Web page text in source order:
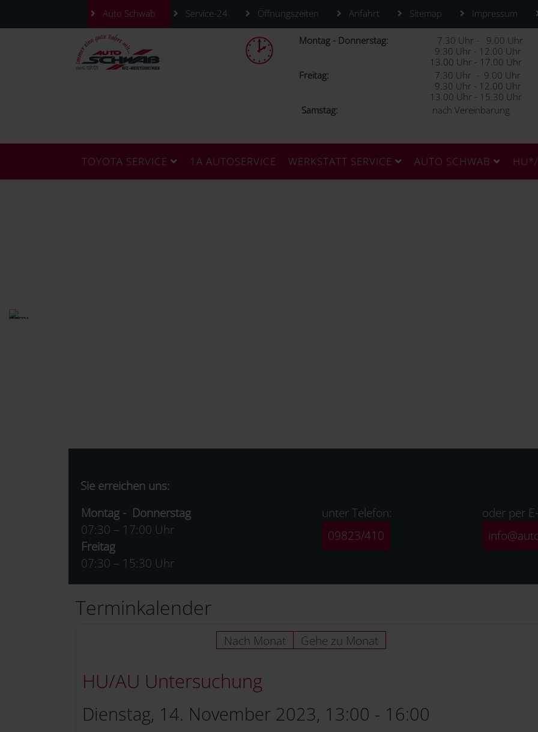
Auto Schwab Service-24 Öffnungszeiten Anfahrt Sitemap Impressum
Montag - Donnerstag:
7.30 Uhr - 9.00 Uhr
9.30 Uhr - 12.00 Uhr
13.00 Uhr - 17.00 Uhr
Freitag:
7.30 Uhr - 9.00 Uhr
9.30 Uhr - 12.00 Uhr
13.00 Uhr - 15.30 Uhr
Samstag:
nach Vereinbarung
TOYOTA SERVICE 1A AUTOSERVICE WERKSTATT SERVICE AUTO SCHWAB HU*/
Sie erreichen uns:
Montag - Donnerstag
07:30 – 17:00 Uhr
Freitag
07:30 – 15:30 Uhr
unter Telefon:
09823/410
oder per
Terminkalender
Nach Monat Gehe zu Monat
HU/AU Untersuchung
Dienstag, 14. November 2023, 13:00 - 16:00